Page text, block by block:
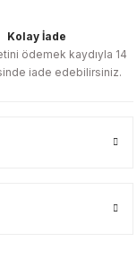
Kolay İade
ödemek kaydıyla 14
iade edebilirsiniz.